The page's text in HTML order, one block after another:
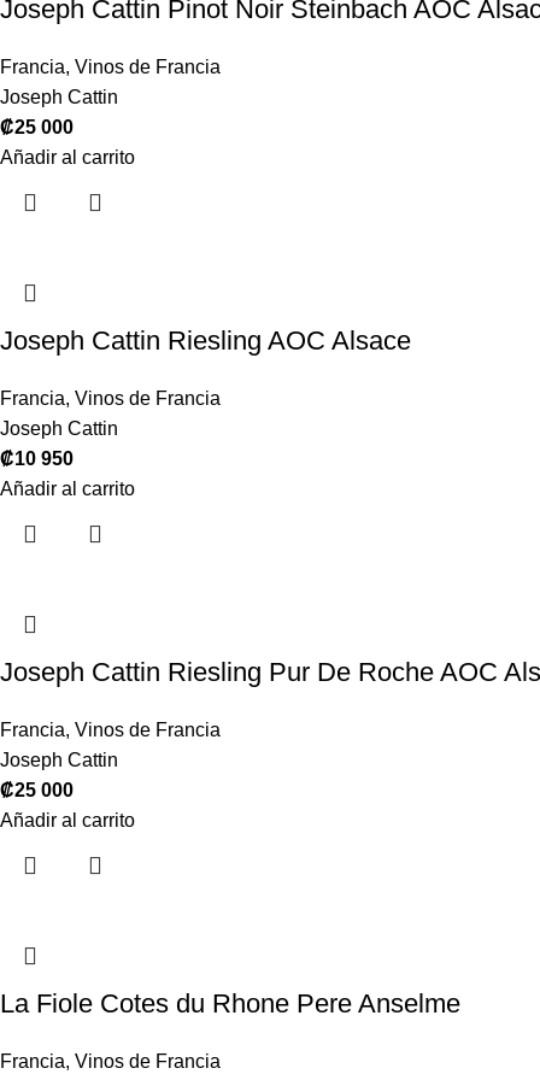
Joseph Cattin Pinot Noir Steinbach AOC
Francia, Vinos de Francia
Joseph Cattin
₡25 000
Añadir al carrito
Joseph Cattin Riesling AOC Alsace
Francia, Vinos de Francia
Joseph Cattin
₡10 950
Añadir al carrito
Joseph Cattin Riesling Pur De Roche AOC
Francia, Vinos de Francia
Joseph Cattin
₡25 000
Añadir al carrito
La Fiole Cotes du Rhone Pere Anselme
Francia, Vinos de Francia